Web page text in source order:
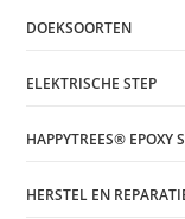
DOEKSOORTEN
ELEKTRISCHE STEP
HAPPYTREES® EPOXY
HERSTEL EN